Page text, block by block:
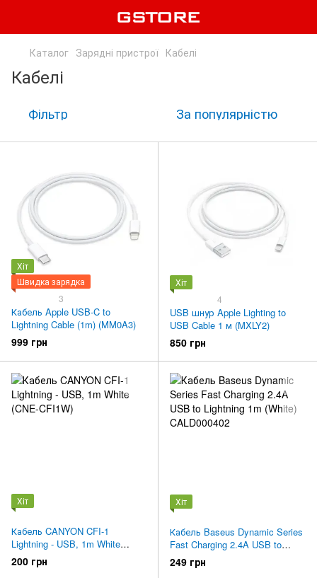
Каталог Зарядні пристрої Кабелі
Кабелі
Фільтр За популярністю
Хіт
Швидка зарядка
3
Кабель Apple USB-C to
Lightning Cable (1m) (MM0A3)
999 грн
Хіт
4
USB шнур Apple Lighting to
USB Cable 1 м (MXLY2)
850 грн
Хіт
Кабель CANYON CFI-1
Lightning - USB, 1m White
(CNE-CFI1W)
200 грн
Хіт
Кабель Baseus Dynamic Series
Fast Charging 2.4A USB to
Lightning 1m (White)
CALD000402
249 грн